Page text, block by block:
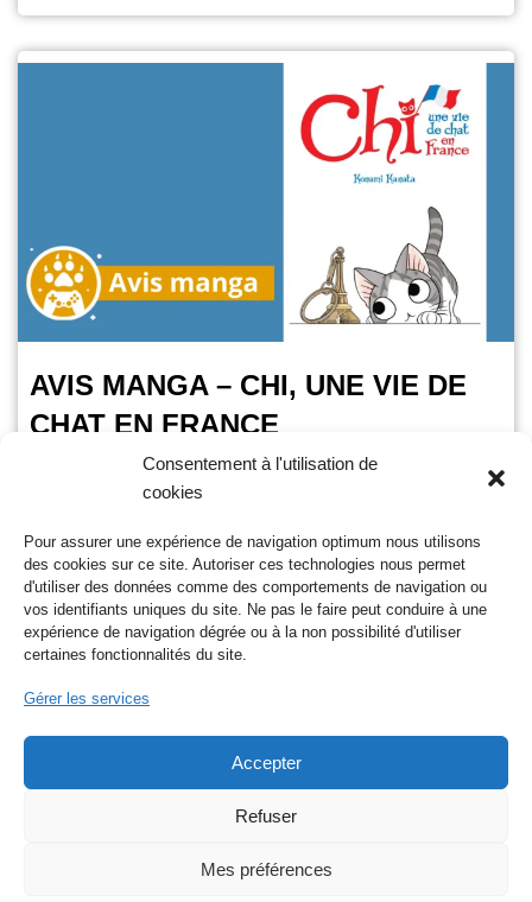
Consentement à l'utilisation de
cookies
Pour assurer une expérience de navigation optimum nous utilisons
des cookies sur ce site. Autoriser ces technologies nous permet
d'utiliser des données comme des comportements de navigation ou
vos identifiants uniques du site. Ne pas le faire peut conduire à une
expérience de navigation dégrée ou à la non possibilité d'utiliser
certaines fonctionnalités du site.
Gérer les services
Accepter
Refuser
Mes préférences
AVIS MANGA – CHI, UNE VIE DE
CHAT EN FRANCE
OursGamer 5 mars 2025
C’est ce 5 mars 2025 que Chi, le plus mignon de tous les
chatons, déménage en France dans une nouvelle aventure
disponible chez Glénat. Voici…Lire la suite »
Nos réseaux sociaux